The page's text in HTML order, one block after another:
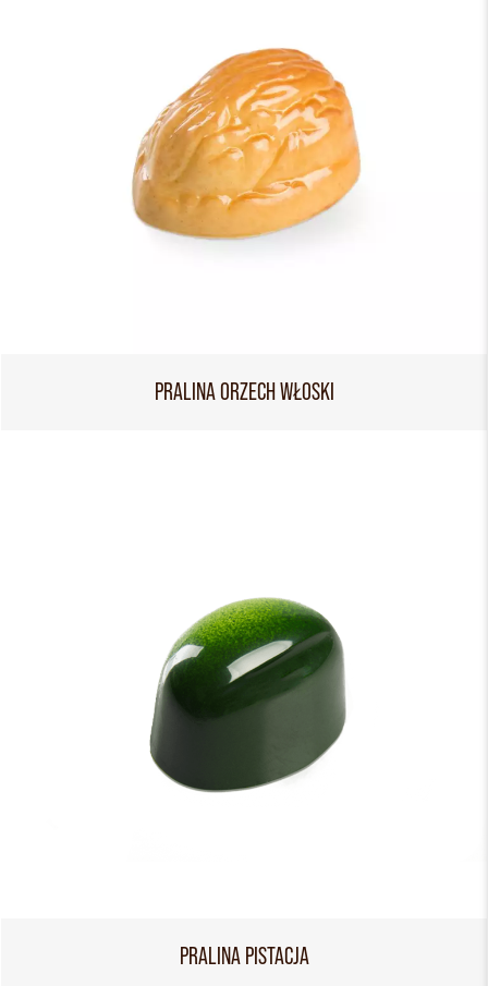
PRALINA ORZECH WŁOSKI
PRALINA PISTACJA